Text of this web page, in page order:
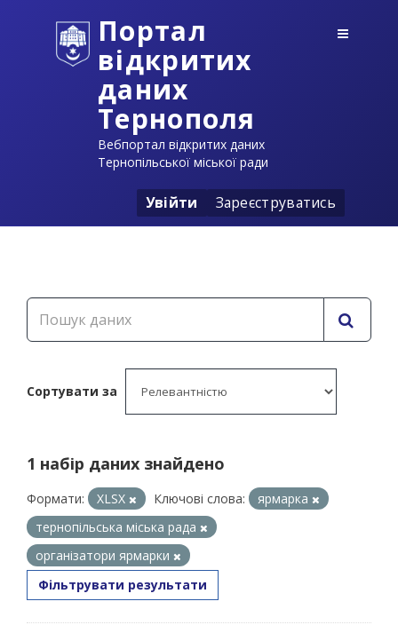
Портал
відкритих
даних
Тернополя
Вебпортал відкритих даних
Тернопільської міської ради
Увійти Зареєструватись
Сортувати за
1 набір даних знайдено
Формати: XLSX Ключові слова:
ярмарка
тернопільська міська рада
організатори ярмарки
Фільтрувати результати